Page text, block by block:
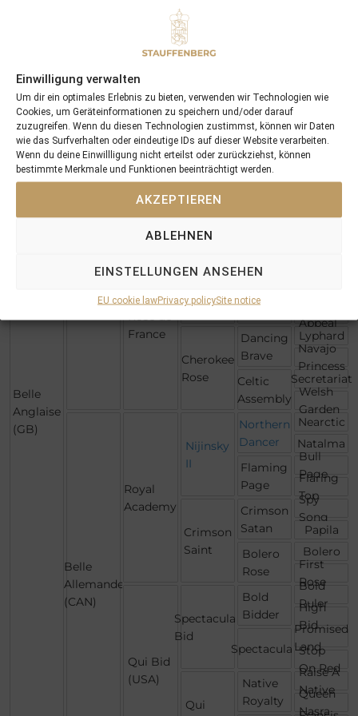
Einwilligung verwalten
Um dir ein optimales Erlebnis zu bieten, verwenden wir Technologien wie
Cookies, um Geräteinformationen zu speichern und/oder darauf
zuzugreifen. Wenn du diesen Technologien zustimmst, können wir Daten
wie das Surfverhalten oder eindeutige IDs auf dieser Website verarbeiten.
Wenn du deine Einwillligung nicht erteilst oder zurückziehst, können
bestimmte Merkmale und Funktionen beeinträchtigt werden.
AKZEPTIEREN
ABLEHNEN
EINSTELLUNGEN ANSEHEN
EU cookie lawPrivacy policySite notice
Belle
Anglaise
(GB)
Belle
Allemande
(CAN)
Invincible
Spirit
France
Royal
Academy
Qui Bid
(USA)
Green
Desert
Rafha
Cherokee
Rose
Nijinsky
II
Crimson
Saint
Spectacular
Bid
Qui
Foreign
Courier
Kris
Eljazzi
Arvola
Dancing
Brave
Celtic
Assembly
Northern
Dancer
Flaming
Page
Crimson
Satan
Bolero
Rose
Bold
Bidder
Spectacular
Native
Royalty
Sir Ivor
Courtly
Dee
Sharpen
Border
Appeal
Lyphard
Navajo
Princess
Secretariat
Welsh
Garden
Nearctic
Natalma
Bull
Page
Flaring
Top
Spy
Song
Papila
Bolero
First
Rose
Bold
Ruler
High
Bid
Promised
Land
Stop
On Red
Raise A
Native
Queen
Nasra